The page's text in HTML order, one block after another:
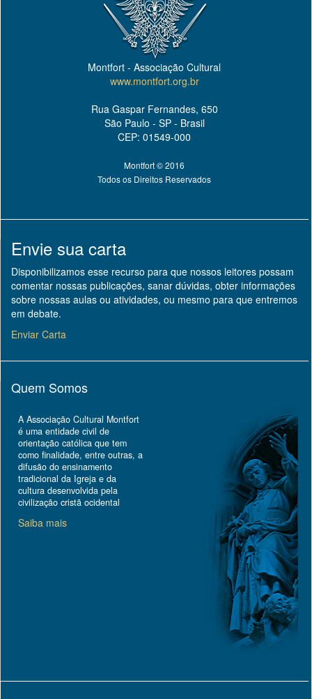
Montfort - Associação Cultural
www.montfort.org.br
Rua Gaspar Fernandes, 650
São Paulo - SP - Brasil
CEP: 01549-000
Montfort © 2016
Todos os Direitos Reservados
Envie sua carta
Disponibilizamos esse recurso para que nossos leitores possam
comentar nossas publicações, sanar dúvidas, obter informações
sobre nossas aulas ou atividades, ou mesmo para que entremos
em debate.
Enviar Carta
Quem Somos
A Associação Cultural Montfort
é uma entidade civil de
orientação católica que tem
como finalidade, entre outras, a
difusão do ensinamento
tradicional da Igreja e da
cultura desenvolvida pela
civilização cristã ocidental
Saiba mais